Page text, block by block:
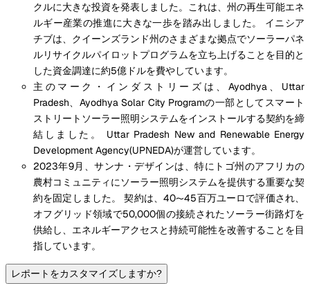
クルに大きな投資を発表しました。これは、州の再生可能エネ
ルギー産業の推進に大きな一歩を踏み出しました。 イニシア
チブは、クイーンズランド州のさまざまな拠点でソーラーパネ
ルリサイクルパイロットプログラムを立ち上げることを目的と
した資金調達に約5億ドルを費やしています。
主のマーク・インダストリーズは、Ayodhya、Uttar
Pradesh、Ayodhya Solar City Programの一部としてスマート
ストリートソーラー照明システムをインストールする契約を締
結しました。 Uttar Pradesh New and Renewable Energy
Development Agency(UPNEDA)が運営しています。
2023年9月、サンナ・デザインは、特にトゴ州のアフリカの
農村コミュニティにソーラー照明システムを提供する重要な契
約を固定しました。 契約は、40〜45百万ユーロで評価され、
オフグリッド領域で50,000個の接続されたソーラー街路灯を
供給し、エネルギーアクセスと持続可能性を改善することを目
指しています。
レポートをカスタマイズしますか?